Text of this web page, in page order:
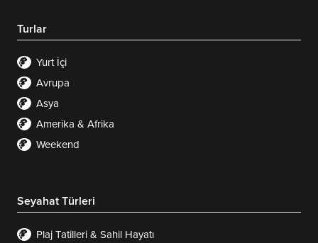
Turlar
Yurt İçi
Avrupa
Asya
Amerika & Afrika
Weekend
Seyahat Türleri
Plaj Tatilleri & Sahil Hayatı